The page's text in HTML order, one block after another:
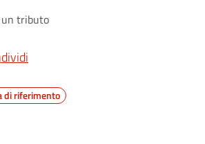
un tributo
di riferimento